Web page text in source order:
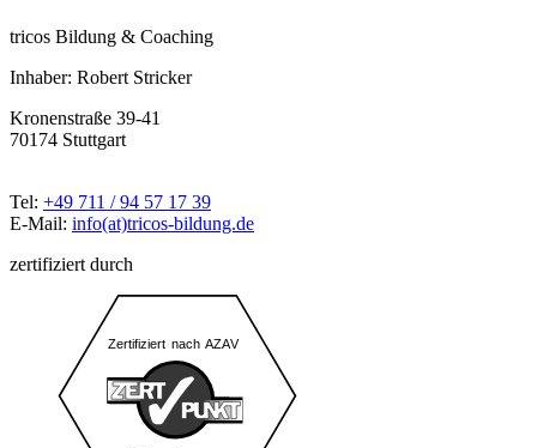
tricos Bildung & Coaching
Inhaber: Robert Stricker
Kronenstraße 39-41
70174 Stuttgart
Tel: +49 711 / 94 57 17 39
E-Mail: info(at)tricos-bildung.de
zertifiziert durch